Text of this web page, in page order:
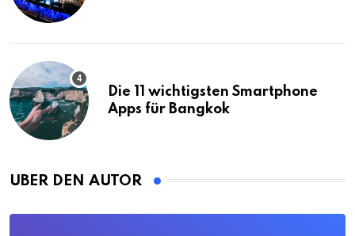
Die 11 wichtigsten Smartphone
Apps für Bangkok
ÜBER DEN AUTOR